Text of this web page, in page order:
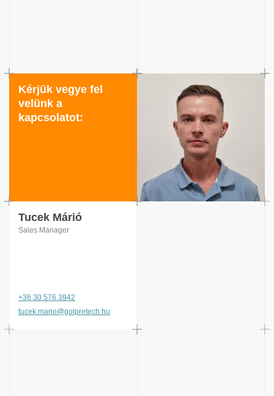
Kérjük vegye fel
velünk a
kapcsolatot:
Tucek Márió
Sales Manager
+36 30 576 3942
tucek.mario@golpretech.hu